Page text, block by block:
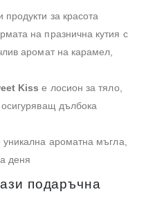
за красота
на празнична кутия с
аромат на карамел,
Kiss е лосион за тяло,
дълбока
уникална ароматна мъгла,
деня
подаръчна